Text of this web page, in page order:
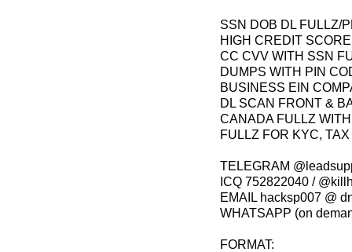
SSN DOB DL FULLZ/
HIGH CREDIT
CC CVV WITH SSN
DUMPS WITH PIN
BUSINESS EIN
DL SCAN FRONT &
CANADA FULLZ
FULLZ FOR KYC,
TELEGRAM
ICQ 752822040 /
EMAIL hacksp007 @
WHATSAPP (on
FORMAT: